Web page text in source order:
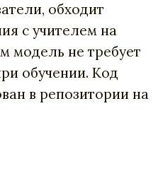
обходит
с учителем на
модель не требует
обучении. Код
в репозитории на